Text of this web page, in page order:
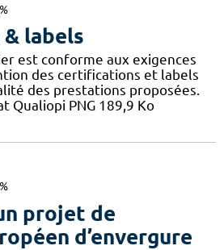
labels
est conforme aux exigences
des certifications et labels
des prestations proposées.
Qualiopi PNG 189,9 Ko
projet de
d’envergure